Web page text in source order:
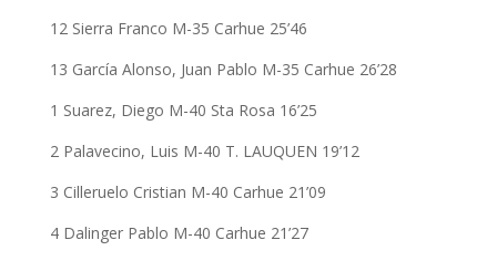
12 Sierra Franco M-35 Carhue 25’46
13 García Alonso, Juan Pablo M-35 Carhue 26’28
1 Suarez, Diego M-40 Sta Rosa 16’25
2 Palavecino, Luis M-40 T. LAUQUEN 19’12
3 Cilleruelo Cristian M-40 Carhue 21’09
4 Dalinger Pablo M-40 Carhue 21’27